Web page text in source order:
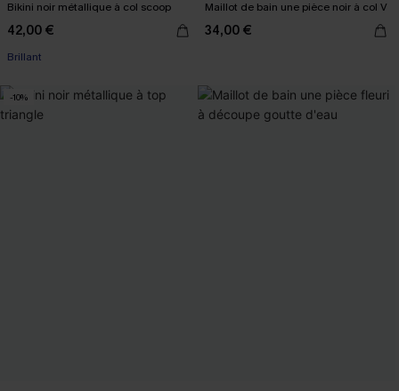
Bikini noir métallique à col scoop
42,00 €
Brillant
Maillot de bain une pièce noir à col V
34,00 €
-10%